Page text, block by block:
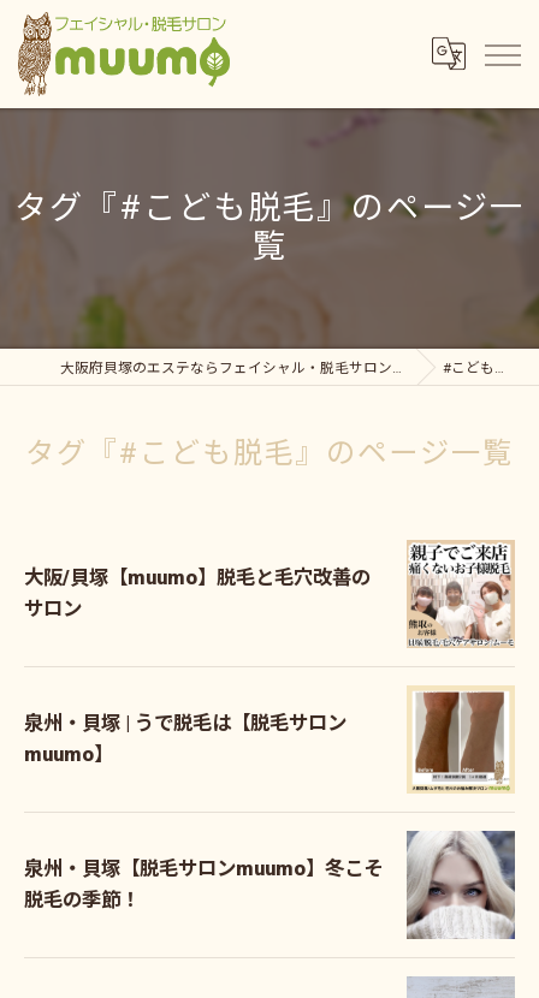
タグ『#こども脱毛』のページ一
覧
大阪府貝塚のエステならフェイシャル・脱毛サロンmuumo #こども脱毛
タグ『#こども脱毛』のページ一覧
大阪/貝塚【muumo】脱毛と毛穴改善の
サロン
泉州・貝塚 | うで脱毛は【脱毛サロン
muumo】
泉州・貝塚【脱毛サロンmuumo】冬こそ
脱毛の季節！